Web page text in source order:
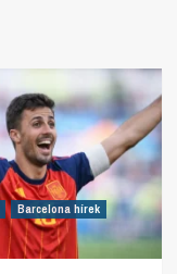
Barcelona hírek